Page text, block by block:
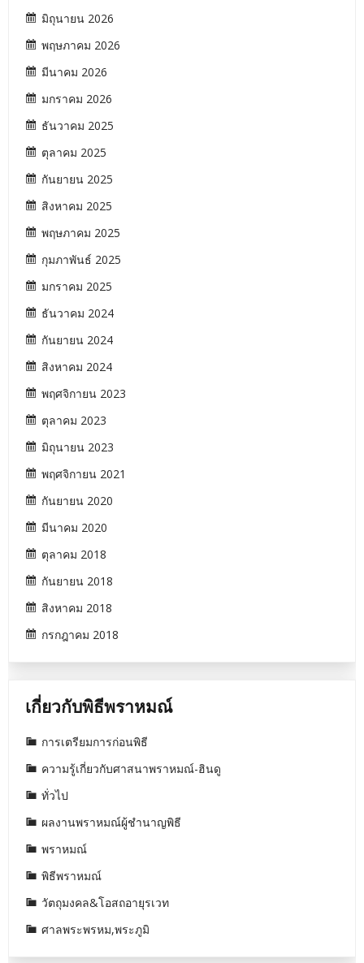
มิถุนายน 2026
พฤษภาคม 2026
มีนาคม 2026
มกราคม 2026
ธันวาคม 2025
ตุลาคม 2025
กันยายน 2025
สิงหาคม 2025
พฤษภาคม 2025
กุมภาพันธ์ 2025
มกราคม 2025
ธันวาคม 2024
กันยายน 2024
สิงหาคม 2024
พฤศจิกายน 2023
ตุลาคม 2023
มิถุนายน 2023
พฤศจิกายน 2021
กันยายน 2020
มีนาคม 2020
ตุลาคม 2018
กันยายน 2018
สิงหาคม 2018
กรกฎาคม 2018
เกี่ยวกับพิธีพราหมณ์
การเตรียมการก่อนพิธี
ความรู้เกี่ยวกับศาสนาพราหมณ์-ฮินดู
ทั่วไป
ผลงานพราหมณ์ผู้ชำนาญพิธี
พราหมณ์
พิธีพราหมณ์
วัตถุมงคล&โอสถอายุรเวท
ศาลพระพรหม,พระภูมิ